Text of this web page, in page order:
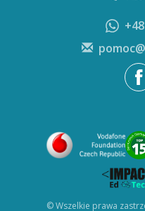
© Wszelkie prawa